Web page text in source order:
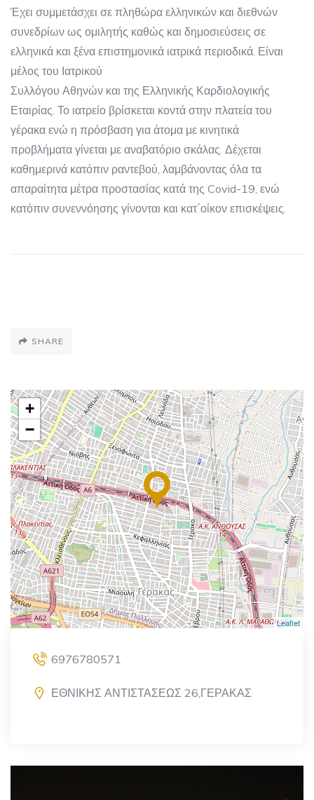
Έχει συμμετάσχει σε πληθώρα ελληνικών και διεθνών
συνεδρίων ως ομιλητής καθώς και δημοσιεύσεις σε
ελληνικά και ξένα επιστημονικά ιατρικά περιοδικά. Είναι
μέλος του Ιατρικού
Συλλόγου Αθηνών και της Ελληνικής Καρδιολογικής
Εταιρίας. Το ιατρείο βρίσκεται κοντά στην πλατεία του
γέρακα ενώ η πρόσβαση για άτομα με κινητικά
προβλήματα γίνεται με αναβατόριο σκάλας. Δέχεται
καθημερινά κατόπιν ραντεβού, λαμβάνοντας όλα τα
απαραίτητα μέτρα προστασίας κατά της Covid-19, ενώ
κατόπιν συνεννόησης γίνονται και κατ΄οίκον επισκέψεις.
SHARE
+
−
Leaflet
6976780571
ΕΘΝΙΚΗΣ ΑΝΤΙΣΤΑΣΕΩΣ 26,ΓΕΡΑΚΑΣ